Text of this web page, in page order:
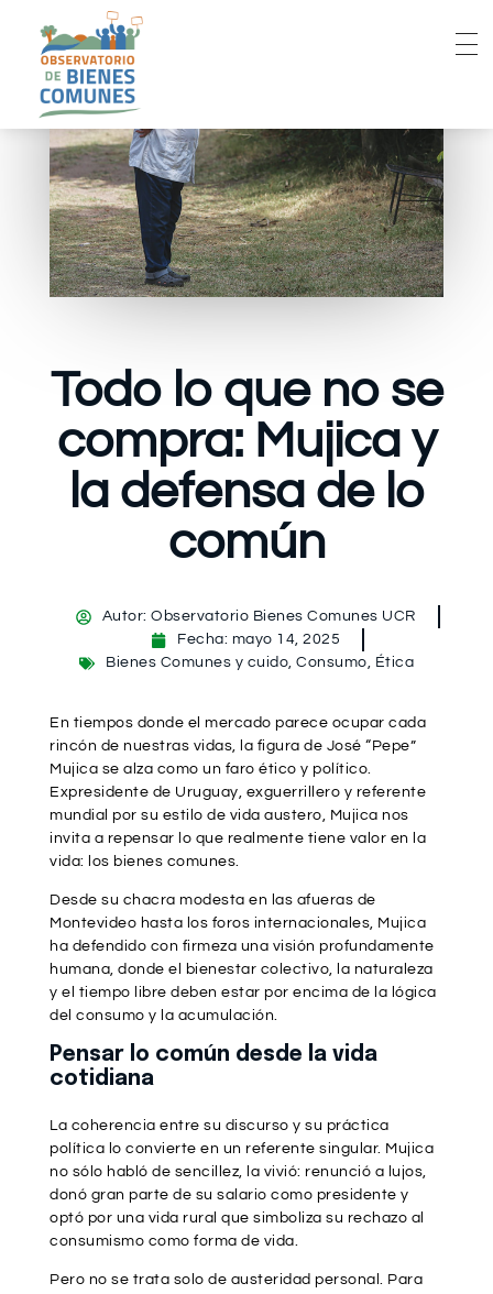
Todo lo que no se
compra: Mujica y
la defensa de lo
común
Autor: Observatorio Bienes Comunes UCR
Fecha: mayo 14, 2025
Bienes Comunes y cuido, Consumo, Ética
En tiempos donde el mercado parece ocupar cada
rincón de nuestras vidas, la figura de José “Pepe”
Mujica se alza como un faro ético y político.
Expresidente de Uruguay, exguerrillero y referente
mundial por su estilo de vida austero, Mujica nos
invita a repensar lo que realmente tiene valor en la
vida: los bienes comunes.
Desde su chacra modesta en las afueras de
Montevideo hasta los foros internacionales, Mujica
ha defendido con firmeza una visión profundamente
humana, donde el bienestar colectivo, la naturaleza
y el tiempo libre deben estar por encima de la lógica
del consumo y la acumulación.
Pensar lo común desde la vida
cotidiana
La coherencia entre su discurso y su práctica
política lo convierte en un referente singular. Mujica
no sólo habló de sencillez, la vivió: renunció a lujos,
donó gran parte de su salario como presidente y
optó por una vida rural que simboliza su rechazo al
consumismo como forma de vida.
Pero no se trata solo de austeridad personal. Para